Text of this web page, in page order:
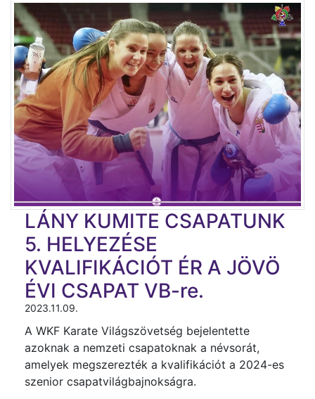
LÁNY KUMITE CSAPATUNK
5. HELYEZÉSE
KVALIFIKÁCIÓT ÉR A JÖVÖ
ÉVI CSAPAT VB-re.
2023.11.09.
A WKF Karate Világszövetség bejelentette
azoknak a nemzeti csapatoknak a névsorát,
amelyek megszerezték a kvalifikációt a 2024-es
szenior csapatvilágbajnokságra.